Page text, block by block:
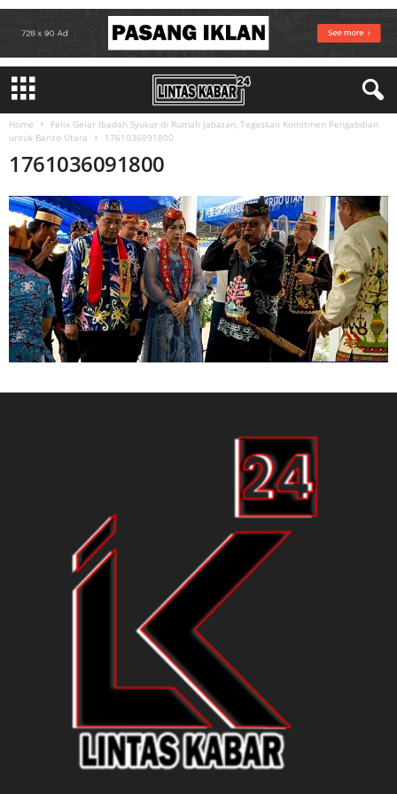
Home
Felix Gelar Ibadah Syukur di Rumah Jabatan, Tegaskan Komitmen Pengabdian
untuk Barito Utara
1761036091800
1761036091800